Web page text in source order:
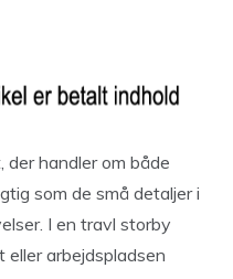
der handler om både
som de små detaljer i
I en travl storby
eller arbejdspladsen